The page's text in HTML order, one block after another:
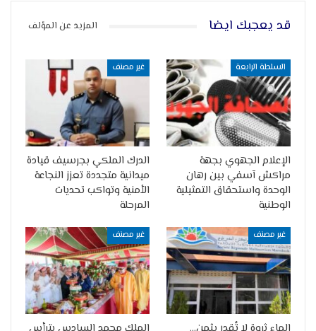
قد يعجبك ايضا المزيد عن المؤلف
السلطة الرابعة
الإعلام الجهوي بجهة
مراكش آسفي بين رهان
الوحدة واستحقاق التمثيلية
الوطنية
غير مصنف
الدرك الملكي بجرسيف قيادة
ميدانية متجددة تعزز النجاعة
الأمنية وتواكب تحديات
المرحلة
غير مصنف غير مصنف